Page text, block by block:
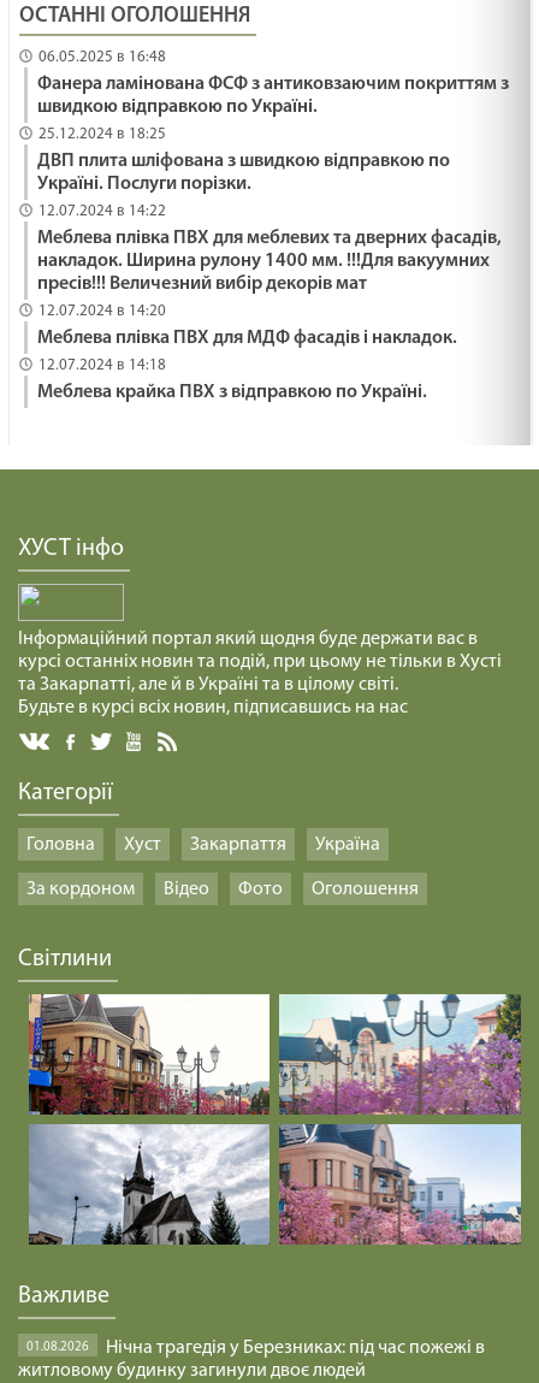
ОСТАННІ ОГОЛОШЕННЯ
06.05.2025 в 16:48
Фанера ламінована ФСФ з антиковзаючим покриттям з
швидкою відправкою по Україні.
25.12.2024 в 18:25
ДВП плита шліфована з швидкою відправкою по
Україні. Послуги порізки.
12.07.2024 в 14:22
Меблева плівка ПВХ для меблевих та дверних фасадів,
накладок. Ширина рулону 1400 мм. !!!Для вакуумних
пресів!!! Величезний вибір декорів мат
12.07.2024 в 14:20
Меблева плівка ПВХ для МДФ фасадів і накладок.
12.07.2024 в 14:18
Меблева крайка ПВХ з відправкою по Україні.
ХУСТ інфо
Інформаційний портал який щодня буде держати вас в
курсі останніх новин та подій, при цьому не тільки в Хусті
та Закарпатті, але й в Україні та в цілому світі.
Будьте в курсі всіх новин, підписавшись на нас
Категорії
Головна Хуст Закарпаття Україна
За кордоном Відео Фото Оголошення
Світлини
Важливе
01.08.2026
Нічна трагедія у Березниках: під час пожежі в
житловому будинку загинули двоє людей